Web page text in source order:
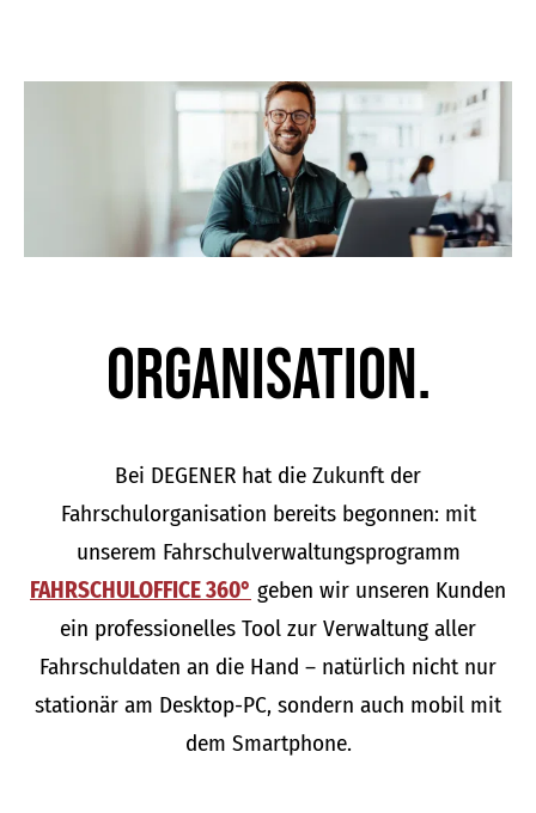
Organisation.
Bei DEGENER hat die Zukunft der
Fahrschulorganisation bereits begonnen: mit
unserem Fahrschulverwaltungsprogramm
FAHRSCHULOFFICE 360° geben wir unseren Kunden
ein professionelles Tool zur Verwaltung aller
Fahrschuldaten an die Hand – natürlich nicht nur
stationär am Desktop-PC, sondern auch mobil mit
dem Smartphone.